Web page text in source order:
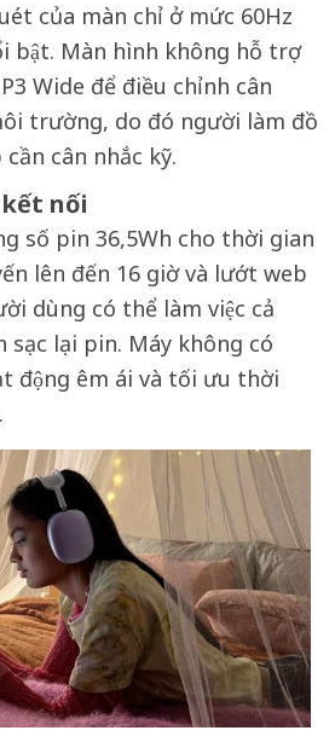
của màn chỉ ở mức 60Hz
bật. Màn hình không hỗ trợ
Wide để điều chỉnh cân
trường, do đó người làm đồ
cân nhắc kỹ.
kết nối
số pin 36,5Wh cho thời gian
lên đến 16 giờ và lướt web
dùng có thể làm việc cả
sạc lại pin. Máy không có
động êm ái và tối ưu thời